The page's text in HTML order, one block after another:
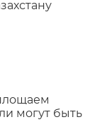
могут быть